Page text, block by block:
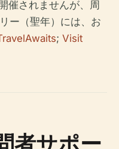
催されませんが、周
ー（聖年）には、お
; Visit
者サポー